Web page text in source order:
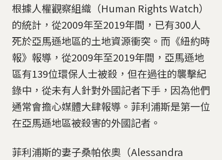
根據人權觀察組織（Human Rights Watch）
的統計，從2009年至2019年間，已有300人
死於亞馬遜地區的土地資源衝突。而《紐約時
報》報導，從2009年至2019年間，亞馬遜地
區有139位環保人士被殺，但在過往的襲擊紀
錄中，從未有人針對外國記者下手，因為他們
通常會擔心媒體大肆報導。菲利浦斯是第一位
在亞馬遜地區被殺害的外國記者。
菲利浦斯的妻子桑帕依奧（Alessandra